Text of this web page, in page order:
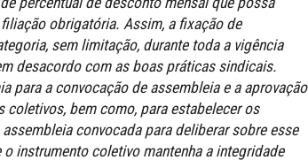
obrigatória. Assim, a fixação de
sem limitação, durante toda a vigência
desacordo com as boas práticas sindicais.
para a convocação de assembleia e a aprovação
bem como, para estabelecer os
convocada para deliberar sobre esse
instrumento coletivo mantenha a integridade